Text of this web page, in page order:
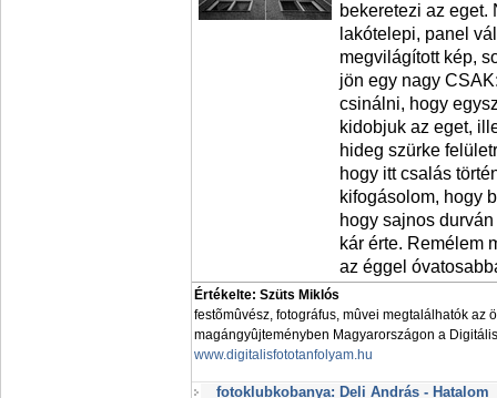
bekeretezi az eget.
lakótelepi, panel
megvilágított kép,
jön egy nagy
csinálni, hogy
kidobjuk az eget,
hideg szürke
hogy itt csalás
kifogásolom, hogy
hogy sajnos
kár érte. Remélem
az éggel
Értékelte: Szüts Miklós
festõmûvész, fotográfus, mûvei megtalálhatók az
magángyûjteményben Magyarországon a
www.digitalisfototanfolyam.hu
fotoklubkobanya: Deli András - Hatalom